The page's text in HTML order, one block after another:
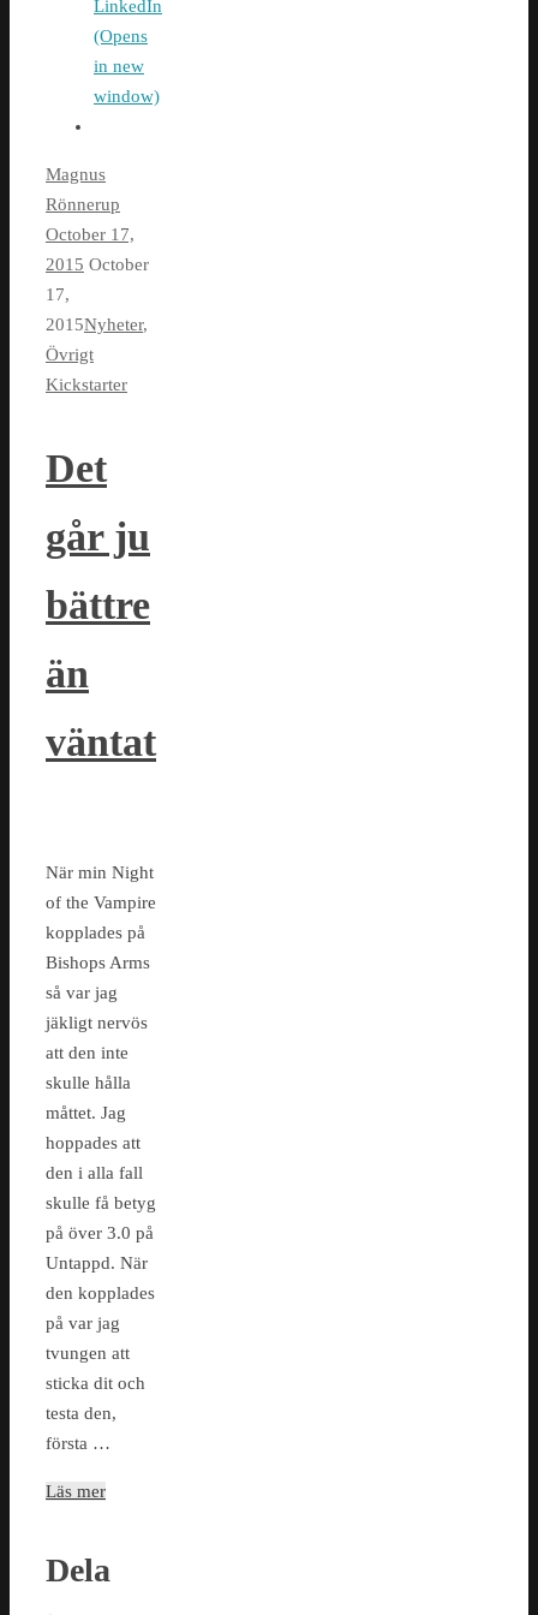
LinkedIn
(Opens
in new
window)
Magnus
Rönnerup
October 17,
2015 October
17,
2015Nyheter,
Övrigt
Kickstarter
Det
går ju
bättre
än
väntat
När min Night
of the Vampire
kopplades på
Bishops Arms
så var jag
jäkligt nervös
att den inte
skulle hålla
måttet. Jag
hoppades att
den i alla fall
skulle få betyg
på över 3.0 på
Untappd. När
den kopplades
på var jag
tvungen att
sticka dit och
testa den,
första …
Läs mer
Dela